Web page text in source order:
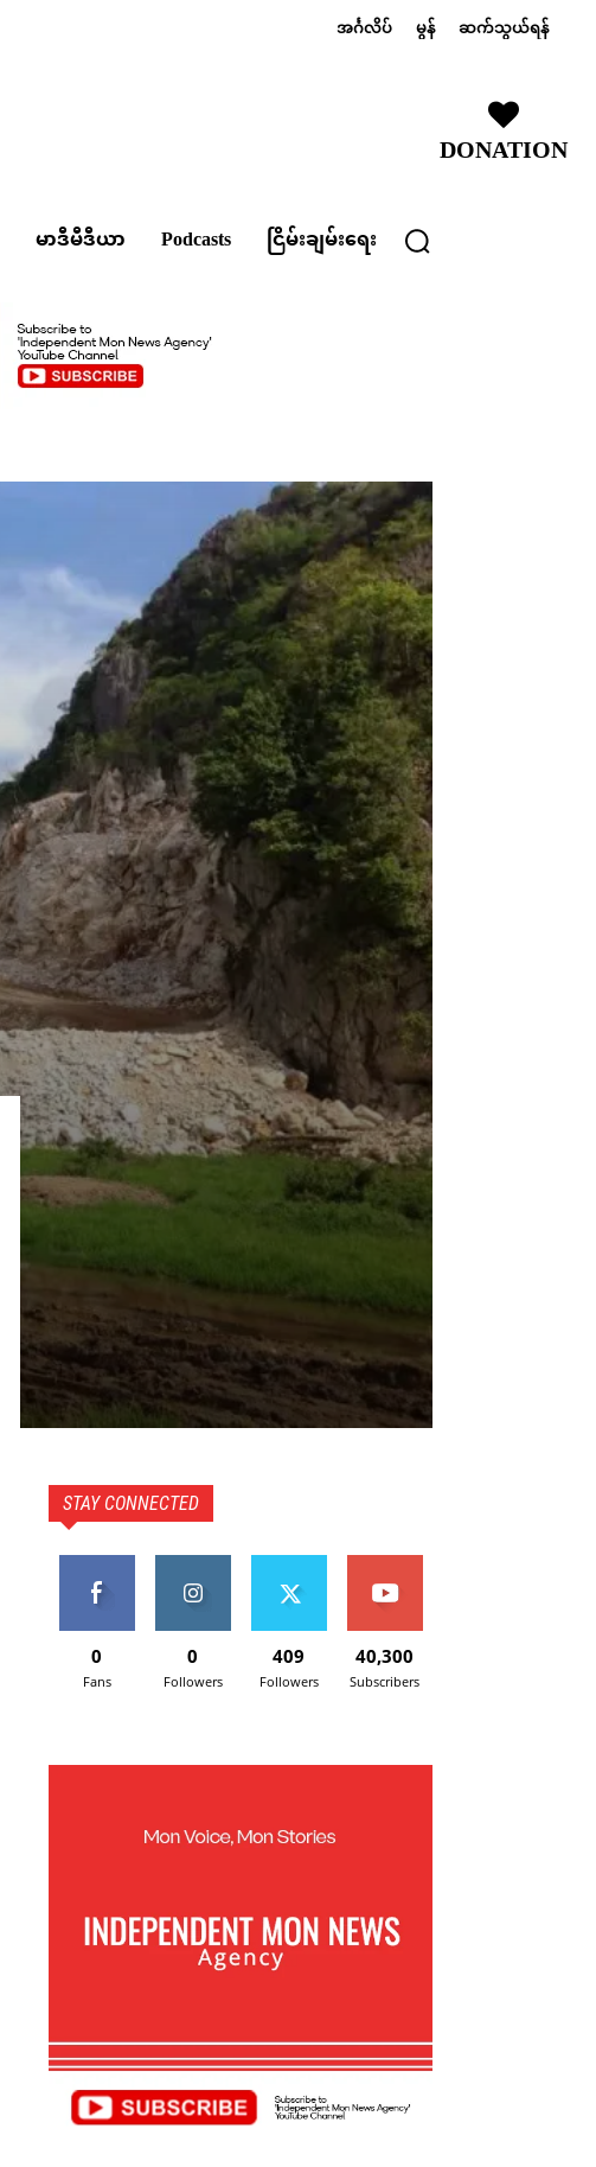
အင်္ဂလိပ် မွန် ဆက်သွယ်ရန်
DONATION
မာဒီမီဒီယာ Podcasts ငြိမ်းချမ်းရေး
STAY CONNECTED
0
Fans
0
Followers
409
Followers
40,300
Subscribers